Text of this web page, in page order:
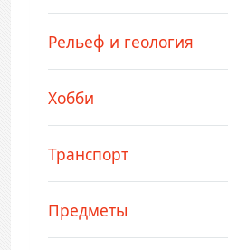
Рельеф и геология
Хобби
Транспорт
Предметы